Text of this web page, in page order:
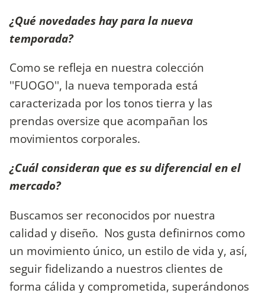
¿Qué novedades hay para la nueva
temporada?
Como se refleja en nuestra colección
''FUOGO'', la nueva temporada está
caracterizada por los tonos tierra y las
prendas oversize que acompañan los
movimientos corporales.
¿Cuál consideran que es su diferencial en el
mercado?
Buscamos ser reconocidos por nuestra
calidad y diseño. Nos gusta definirnos como
un movimiento único, un estilo de vida y, así,
seguir fidelizando a nuestros clientes de
forma cálida y comprometida, superándonos